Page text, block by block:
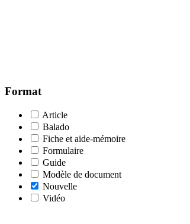
Format
Article
Balado
Fiche et aide-mémoire
Formulaire
Guide
Modèle de document
Nouvelle
Vidéo